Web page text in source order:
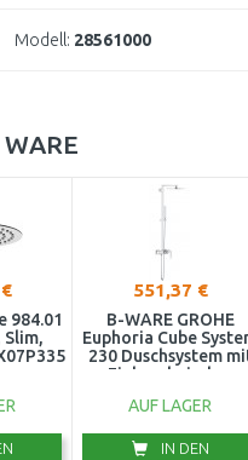
Modell: 28561000
984.01
Slim,
551,37 €
B-WARE GROHE
Euphoria Cube
230 Duschsystem
Einhandmischer
AUF LAGER
IN DEN